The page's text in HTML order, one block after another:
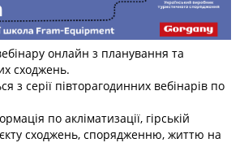
онлайн з планування та
сходжень.
з серії півторагодинних вебінарів по
по акліматизації, гірській
сходжень, спорядженню, життю на